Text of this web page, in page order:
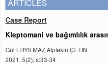
ARTICLES
Case Report
Kleptomani ve bağımlılık
Gül ERYILMAZ,Alptekin ÇETİN
2021, 5(2), s:33-34